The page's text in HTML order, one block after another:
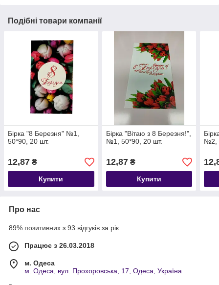
Подібні товари компанії
Бірка "8 Березня" №1,
50*90, 20 шт.
12,87 ₴
Купити
Бірка "Вітаю з 8 Березня!",
№1, 50*90, 20 шт.
12,87₴
Купити
№2,
Про нас
89% позитивних з 93 відгуків за рік
Працює з 26.03.2018
м. Одеса
м. Одеса, вул. Прохоровська, 17, Одеса, Україна